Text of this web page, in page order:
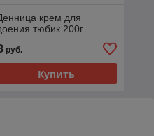
крем для
тюбик 200г
руб.
Купить